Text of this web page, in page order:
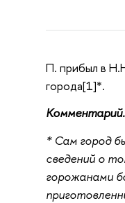
П. прибыл в
города[1]*.
Комментарий.
* Сам город
сведений о
горожанами